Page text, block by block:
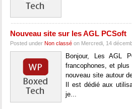
Nouveau site sur les AGL PCSoft
Posted under Non classé on Mercredi, 14
Bonjour, Les AGL
francophones, et
nouveau site autour
Il est dédié aux
je...